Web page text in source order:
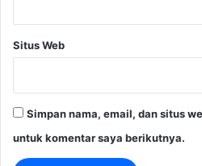
Situs Web
Simpan nama, email, dan situs
untuk komentar saya berikutnya.